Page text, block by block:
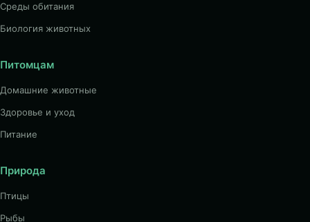
Среды обитания
Биология животных
Питомцам
Домашние животные
Здоровье и уход
Питание
Природа
Птицы
Рыбы